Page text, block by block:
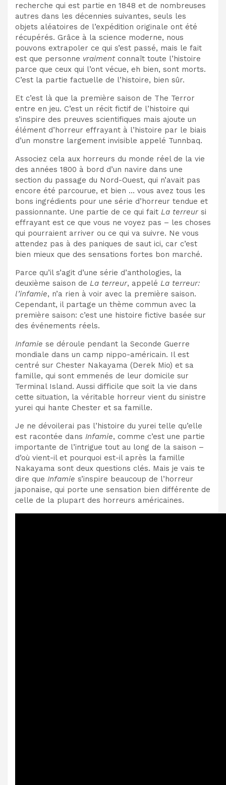
recherche qui est partie en 1848 et de nombreuses
autres dans les décennies suivantes, seuls les
objets aléatoires de l’expédition originale ont été
récupérés. Grâce à la science moderne, nous
pouvons extrapoler ce qui s’est passé, mais le fait
est que personne vraimentconnaît toute l’histoire
parce que ceux qui l’ont vécue, eh bien, sont morts.
C’est la partie factuelle de l’histoire, bien sûr.
Et c’est là que la première saison de The Terror
entre en jeu. C’est un récit fictif de l’histoire qui
s’inspire des preuves scientifiques mais ajoute un
élément d’horreur effrayant à l’histoire par le biais
d’un monstre largement invisible appelé Tunnbaq.
Associez cela aux horreurs du monde réel de la vie
des années 1800 à bord d’un navire dans une
section du passage du Nord-Ouest, qui n’avait pas
encore été parcourue, et bien … vous avez tous les
bons ingrédients pour une série d’horreur tendue et
passionnante. Une partie de ce qui fait La terreur si
effrayant est ce que vous ne voyez pas – les choses
qui pourraient arriver ou ce qui va suivre. Ne vous
attendez pas à des paniques de saut ici, car c’est
bien mieux que des sensations fortes bon marché.
Parce qu’il s’agit d’une série d’anthologies, la
deuxième saison de La terreur, appelé La terreur:
l’infamie, n’a rien à voir avec la première saison.
Cependant, il partage un thème commun avec la
première saison: c’est une histoire fictive basée sur
des événements réels.
Infamie se déroule pendant la Seconde Guerre
mondiale dans un camp nippo-américain. Il est
centré sur Chester Nakayama (Derek Mio) et sa
famille, qui sont emmenés de leur domicile sur
Terminal Island. Aussi difficile que soit la vie dans
cette situation, la véritable horreur vient du sinistre
yurei qui hante Chester et sa famille.
Je ne dévoilerai pas l’histoire du yurei telle qu’elle
est racontée dans Infamie, comme c’est une partie
importante de l’intrigue tout au long de la saison –
d’où vient-il et pourquoi est-il après la famille
Nakayama sont deux questions clés. Mais je vais te
dire que Infamie s’inspire beaucoup de l’horreur
japonaise, qui porte une sensation bien différente de
celle de la plupart des horreurs américaines.